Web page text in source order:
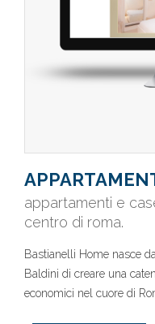
appartamenti e
centro di roma.
Bastianelli Home nasce
Baldini di creare una
economici nel cuore di